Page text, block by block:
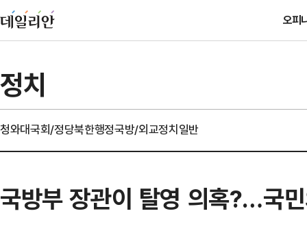
오피
정치
청와대국회/정당북한행정국방/외교정치일반
국방부 장관이 탈영 의혹?…국